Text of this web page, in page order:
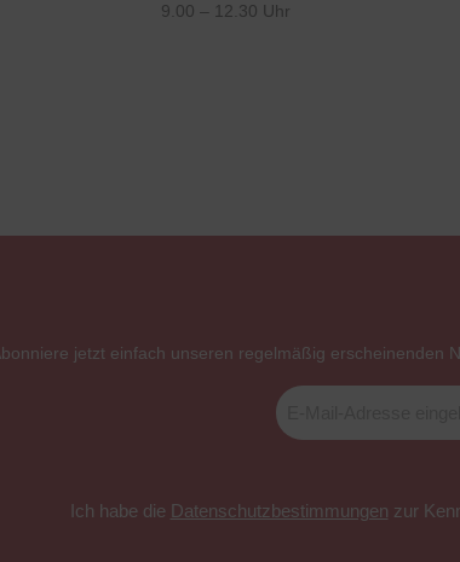
9.00 – 12.30 Uhr
jetzt einfach unseren regelmäßig erscheinenden
E-
Mail-
Ich habe die Datenschutzbestimmungen zur